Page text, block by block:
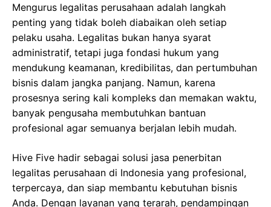
Mengurus legalitas perusahaan adalah langkah
penting yang tidak boleh diabaikan oleh setiap
pelaku usaha. Legalitas bukan hanya syarat
administratif, tetapi juga fondasi hukum yang
mendukung keamanan, kredibilitas, dan pertumbuhan
bisnis dalam jangka panjang. Namun, karena
prosesnya sering kali kompleks dan memakan waktu,
banyak pengusaha membutuhkan bantuan
profesional agar semuanya berjalan lebih mudah.
Hive Five hadir sebagai solusi jasa penerbitan
legalitas perusahaan di Indonesia yang profesional,
terpercaya, dan siap membantu kebutuhan bisnis
Anda. Dengan layanan yang terarah, pendampingan